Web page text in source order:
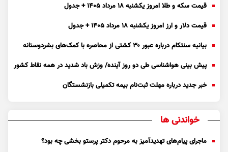
قیمت سکه و طلا امروز یکشنبه ۱۸ مرداد ۱۴۰۵ + جدول
قیمت دلار و ارز امروز یکشنبه ۱۸ مرداد ۱۴۰۵ + جدول
بیانیه سنتکام درباره عبور ۳۰ کشتی از محاصره با کمک‌های بشردوستانه
پیش بینی هواشناسی طی دو روز آینده/ وزش باد شدید در همه نقاط کشور
خبر جدید درباره مهلت ثبت‌نام بیمه تکمیلی بازنشستگان
خواندنی ها
ماجرای پیام‌های تهدیدآمیز به مرحوم دکتر پرستو بخشی چه بود؟